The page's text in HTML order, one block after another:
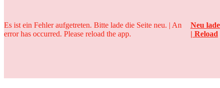
25 Jahre
Es ist ein Fehler aufgetreten. Bitte lade die Seite neu. | An
error has occurred. Please reload the app.
Neu
| Reload